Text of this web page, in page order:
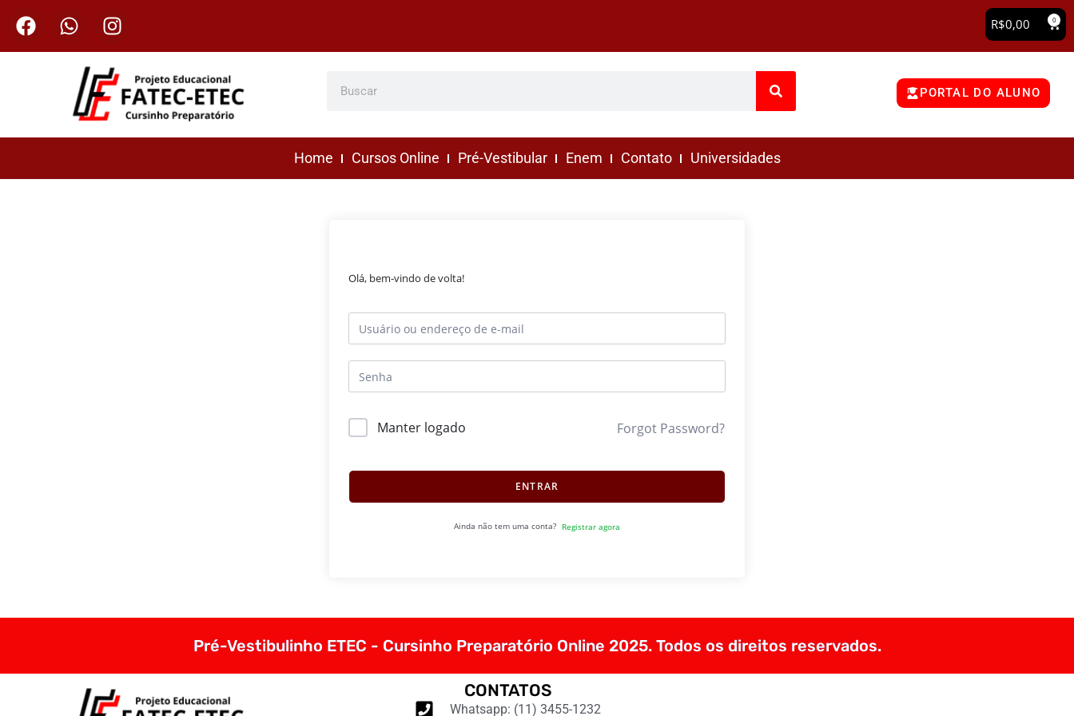
R$0,00 0
PORTAL DO ALUNO
Home Cursos Online Pré-Vestibular Enem Contato Universidades
Olá, bem-vindo de volta!
Manter logado Forgot Password?
ENTRAR
Ainda não tem uma conta? Registrar agora
Pré-Vestibulinho ETEC - Cursinho Preparatório Online 2025. Todos os direitos reservados.
CONTATOS
Whatsapp: (11) 3455-1232